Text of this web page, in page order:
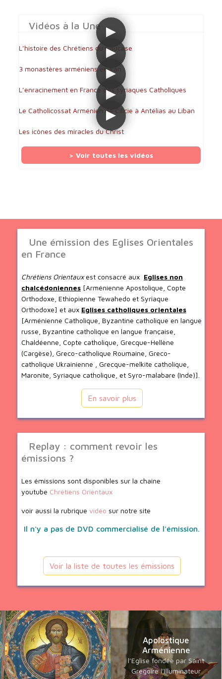
Vidéos à la Une
L’histoire des Chrétiens du Caucase
3 monastères arméniens en Iran
L’enracinement en France des syriaques Catholiques
Le Catholicossat Arménien de Cilicie à Antélias au Liban
Les icônes des miracles du Christ
> Voir toutes les vidéos
Une émission des Eglises Orientales
en France
Chrétiens Orientauxest consacré aux Eglises non
chalcédoniennes [Arménienne Apostolique, Copte
Orthodoxe, Ethiopienne Tewahedo et Syriaque
Orthodoxe] et aux Eglises catholiques orientales
[Arménienne Catholique, Byzantine catholique en langue
russe, Byzantine catholique en langue française,
Chaldéenne, Copte catholique, Grecque-Hellène
(Cargèse), Greco-catholique Roumaine, Greco-
catholique Ukrainienne , Grecque-melkite catholique,
Maronite, Syriaque catholique, et Syro-malabare (Inde)].
En savoir plus
Replay : comment revoir les
émissions ?
Les émissions sont disponibles sur la chaine
youtube Chrétiens Orientaux
voir aussi la rubrique vidéo sur notre site
Il n'y a pas de DVD commercialisé de l'émission.
Voir la liste de toutes les émissions
Apolostique
Arménienne
l’Eglise fondée par Saint
Grégoire l’Illuminateur